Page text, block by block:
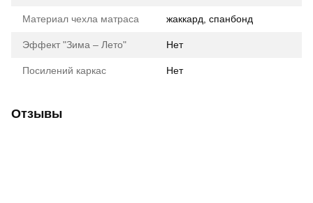
Материал чехла матраса жаккард, спанбонд
Эффект "Зима – Лето" Нет
Посилений каркас Нет
Отзывы